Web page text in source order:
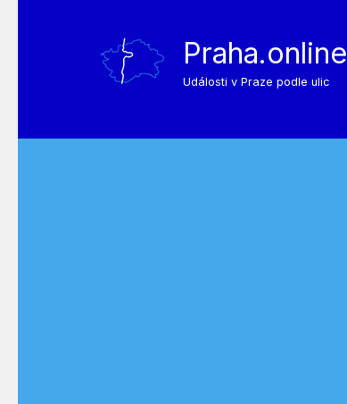
Praha.online
Události v Praze podle ulic